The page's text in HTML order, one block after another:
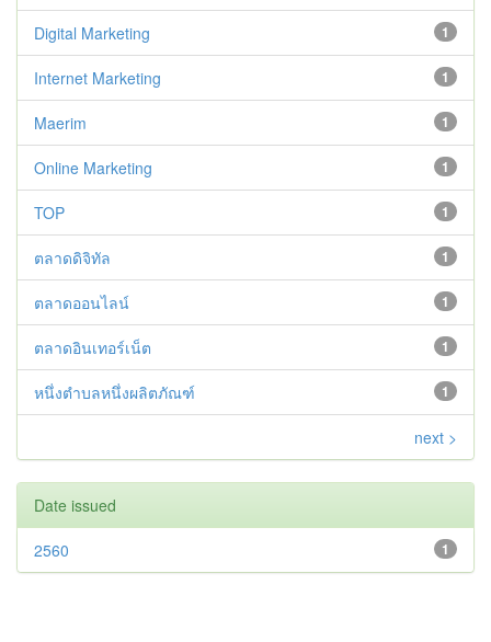
1
Digital Marketing
1
Internet Marketing
1
Maerim
1
Online Marketing
1
TOP
1
ตลาดดิจิทัล
1
ตลาดออนไลน์
1
ตลาดอินเทอร์เน็ต
1
หนึ่งตำบลหนึ่งผลิตภัณฑ์
next >
Date issued
1
2560